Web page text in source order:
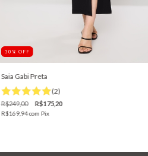
30 % OFF
Saia Gabi Preta
(2)
R$249,00 R$175,20
R$169,94com Pix